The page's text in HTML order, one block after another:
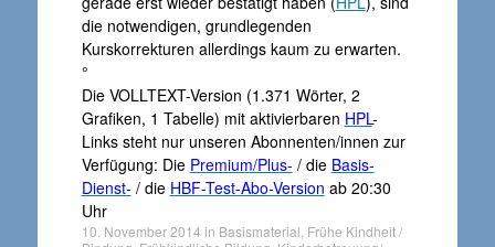
die notwendigen, grundlegenden
Kurskorrekturen allerdings kaum zu erwarten.
°
Die VOLLTEXT-Version (1.371 Wörter, 2
Grafiken, 1 Tabelle) mit aktivierbaren HPL-
Links steht nur unseren Abonnenten/innen zur
Verfügung: Die Premium/Plus- / die Basis-
Dienst- / die HBF-Test-Abo-Version ab 20:30
Uhr
10. November 2014 in Basismaterial Frühe Kindheit /